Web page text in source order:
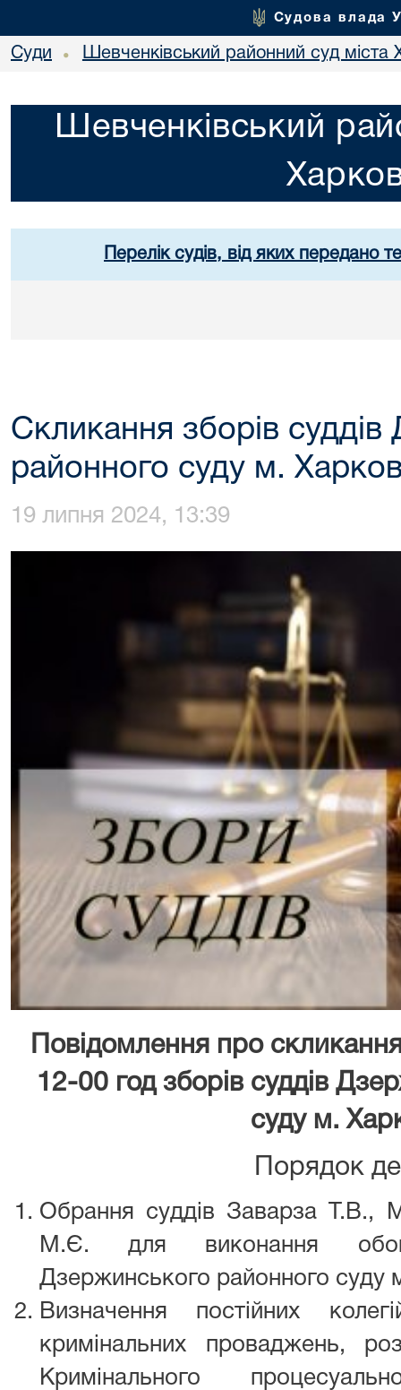
Судова влада
Суди • Шевченківський районний суд міста
Шевченківський
Перелік судів, від яких передано
Скликання зборів
районного суду м.
19 липня 2024, 13:39
Повідомлення про
12-00 год зборів суддів
суду м.
Порядок
Обрання суддів Заварза
М.Є. для виконання
Дзержинського районного суду
Визначення постійних
кримінальних проваджень,
Кримінального